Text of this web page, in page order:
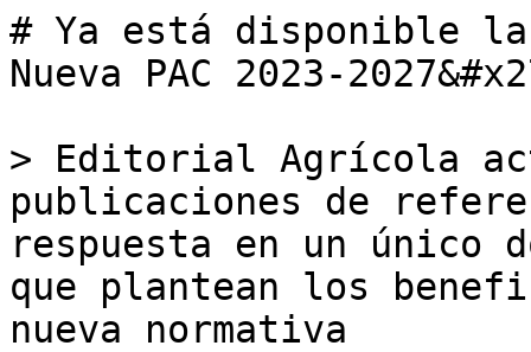
# Ya está disponible
Nueva PAC 2023-
> Editorial Agrícola
publicaciones de
respuesta en un único
que plantean los
nueva normativa